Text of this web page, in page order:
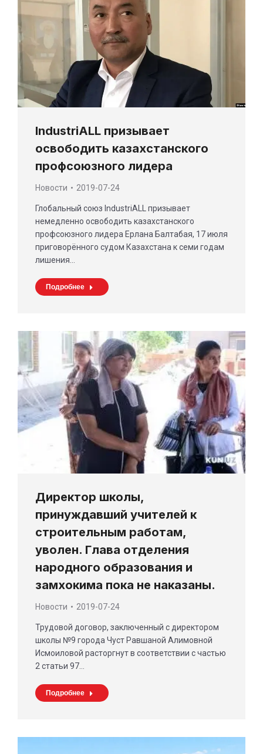
IndustriALL призывает
освободить казахстанского
профсоюзного лидера
Новости 2019-07-24
Глобальный союз IndustriALL призывает
немедленно освободить казахстанского
профсоюзного лидера Ерлана Балтабая, 17 июля
приговорённого судом Казахстана к семи годам
лишения…
Подробнее
Директор школы,
принуждавший учителей к
строительным работам,
уволен. Глава отделения
народного образования и
замхокима пока не наказаны.
Новости 2019-07-24
Трудовой договор, заключенный с директором
школы №9 города Чуст Равшаной Алимовной
Исмоиловой расторгнут в соответствии с частью
2 статьи 97…
Подробнее